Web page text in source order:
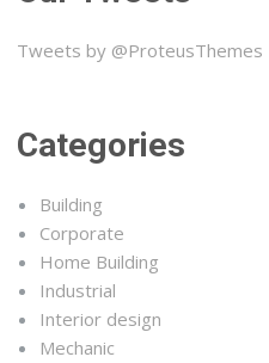
Tweets by @ProteusThemes
Categories
Building
Corporate
Home Building
Industrial
Interior design
Mechanic